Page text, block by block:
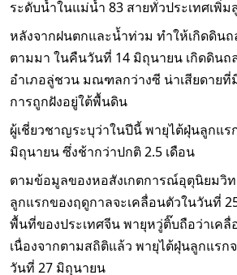
ระดับน้ำในแม่น้ำ 83 สายทั่วประเทศเพิ่ม
หลังจากฝนตกและน้ำท่วม ทำให้เกิดดิน
ตามมา ในคืนวันที่ 14 มิถุนายน เกิดดิน
อำเภอลู่ชวน มณฑลกว่างซี น่าเสียดายที่
การถูกฝังอยู่ใต้พื้นดิน
ผู้เชี่ยวชาญระบุว่าในปีนี้ พายุไต้ฝุ่นลูกแ
มิถุนายน ซึ่งช้ากว่าปกติ 2.5 เดือน
ตามข้อมูลของหอสังเกตการณ์อุตุนิยมวิ
ลูกแรกของฤดูกาลจะเคลื่อนตัวในวันที่
พื้นที่ของประเทศจีน พายุหวู่ติ๊บถือว่าเคลื่
เนื่องจากตามสถิติแล้ว พายุไต้ฝุ่นลูกแรก
วันที่ 27 มิถุนายน